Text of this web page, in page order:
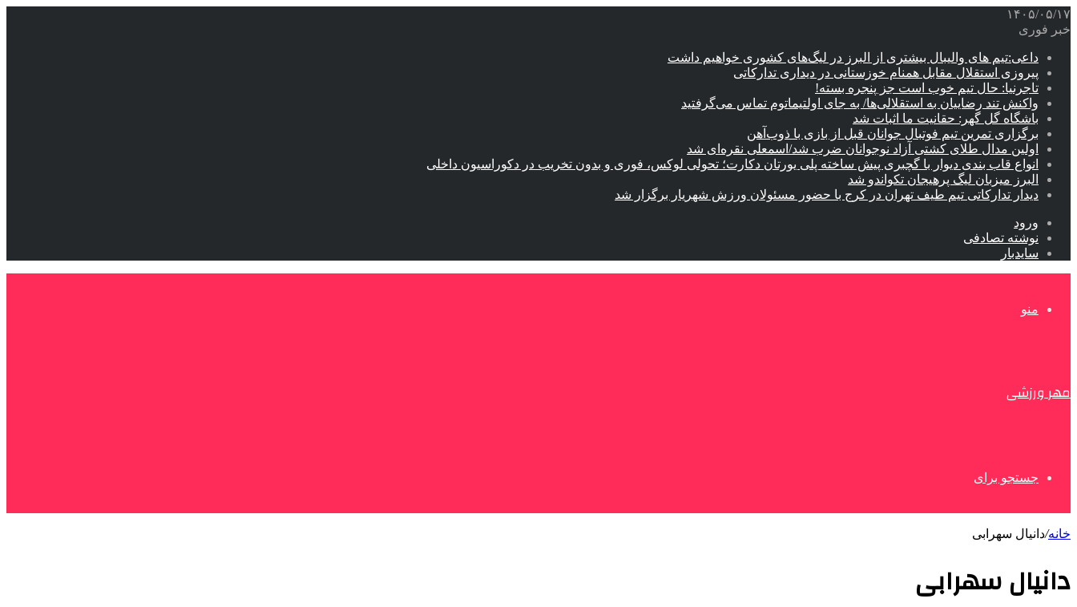
۱۴۰۵/۰۵/۱۷
خبر فوری
داعی:تیم های والیبال بیشتری از البرز در لیگ‌های کشوری خواهیم داشت
پیروزی استقلال مقابل همنام خوزستانی در دیداری تدارکاتی
تاجرنیا: حال تیم خوب است جز پنجره بسته!
واکنش تند رضاییان به استقلالی‌ها/ به جای اولتیماتوم تماس می‌گرفتید
باشگاه گل گهر: حقانیت ما اثبات شد
برگزاری تمرین تیم فوتبال جوانان قبل از بازی با ذوب‌آهن
اولین مدال طلای کشتی آزاد نوجوانان ضرب شد/اسمعلی نقره‌ای شد
انواع قاب بندی دیوار با گچبری پیش ساخته پلی یورتان دکارت؛ تحولی لوکس، فوری و بدون تخریب در دکوراسیون داخلی
البرز میزبان لیگ پرهیجان تکواندو شد
دیدار تدارکاتی تیم طیف تهران در کرج با حضور مسئولان ورزش شهریار برگزار شد
ورود
نوشته تصادفی
سایدبار
منو
مهر ورزشی
جستجو برای
خانه/دانیال سهرابی
دانیال سهرابی